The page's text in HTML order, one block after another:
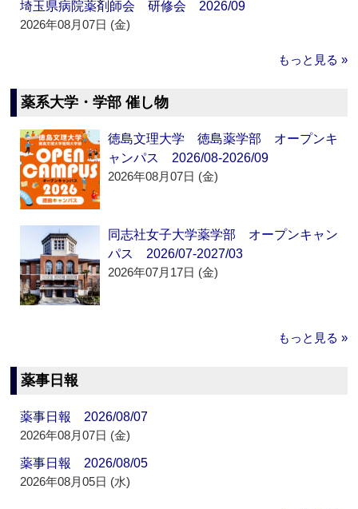
埼玉県病院薬剤師会 研修会 2026/09
2026年08月07日 (金)
もっと見る »
薬系大学・学部 催し物
徳島文理大学 徳島薬学部 オープンキ
ャンパス 2026/08-2026/09
2026年08月07日 (金)
同志社女子大学薬学部 オープンキャン
パス 2026/07-2027/03
2026年07月17日 (金)
もっと見る »
薬事日報
薬事日報 2026/08/07
2026年08月07日 (金)
薬事日報 2026/08/05
2026年08月05日 (水)